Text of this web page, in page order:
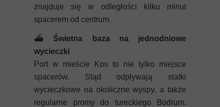
znajduje się w odległości kilku minut
spacerem od centrum.
⛴️
Świetna baza na jednodniowe
wycieczki
Port w mieście Kos to nie tylko miejsce
spacerów. Stąd odpływają statki
wycieczkowe na okoliczne wyspy, a także
regularne promy do tureckiego Bodrum.